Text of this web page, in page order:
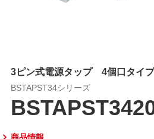
3ピン式電源タップ 4個口タイプ
BSTAPST34シリーズ